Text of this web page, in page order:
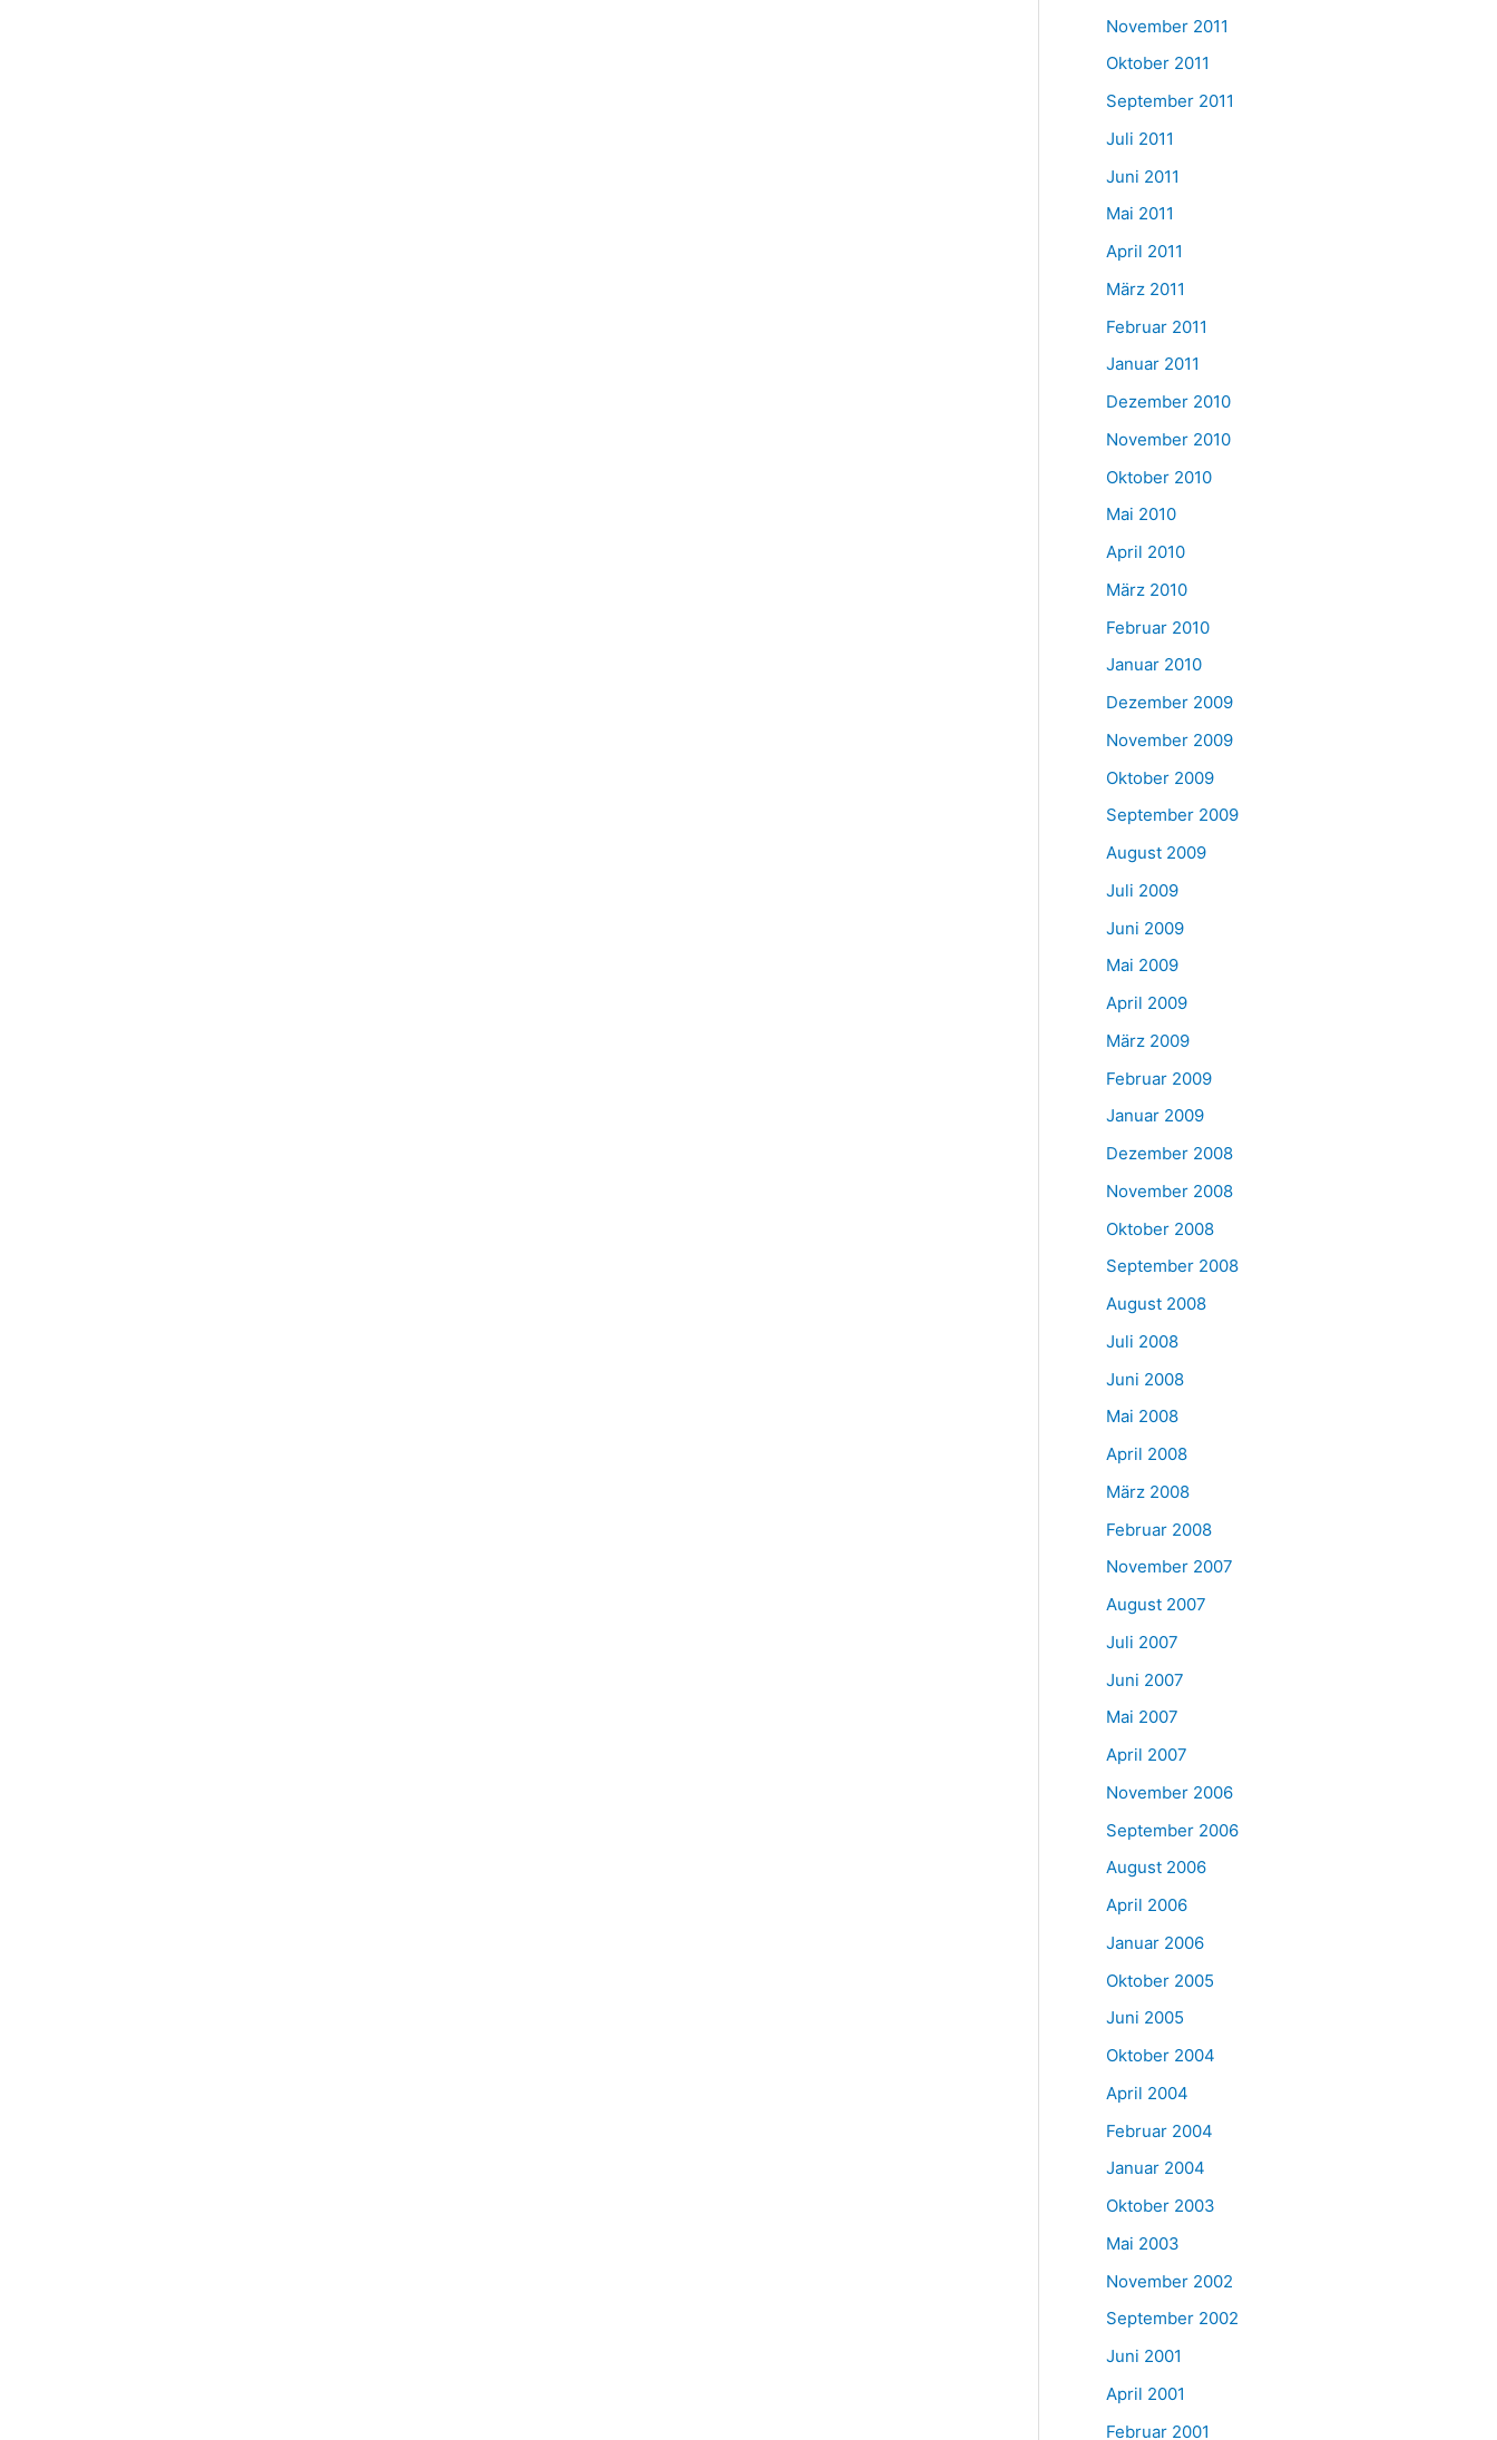
November 2011
Oktober 2011
September 2011
Juli 2011
Juni 2011
Mai 2011
April 2011
März 2011
Februar 2011
Januar 2011
Dezember 2010
November 2010
Oktober 2010
Mai 2010
April 2010
März 2010
Februar 2010
Januar 2010
Dezember 2009
November 2009
Oktober 2009
September 2009
August 2009
Juli 2009
Juni 2009
Mai 2009
April 2009
März 2009
Februar 2009
Januar 2009
Dezember 2008
November 2008
Oktober 2008
September 2008
August 2008
Juli 2008
Juni 2008
Mai 2008
April 2008
März 2008
Februar 2008
November 2007
August 2007
Juli 2007
Juni 2007
Mai 2007
April 2007
November 2006
September 2006
August 2006
April 2006
Januar 2006
Oktober 2005
Juni 2005
Oktober 2004
April 2004
Februar 2004
Januar 2004
Oktober 2003
Mai 2003
November 2002
September 2002
Juni 2001
April 2001
Februar 2001